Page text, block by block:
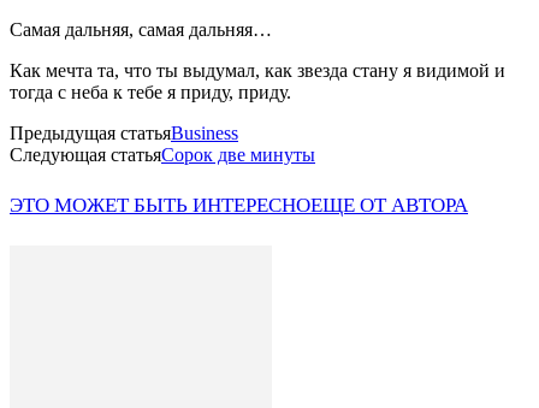
Самая дальняя, самая дальняя…
Как мечта та, что ты выдумал, как звезда стану я видимой и
тогда с неба к тебе я приду, приду.
Предыдущая статьяBusiness
Следующая статьяСорок две минуты
ЭТО МОЖЕТ БЫТЬ ИНТЕРЕСНОЕЩЕ ОТ АВТОРА